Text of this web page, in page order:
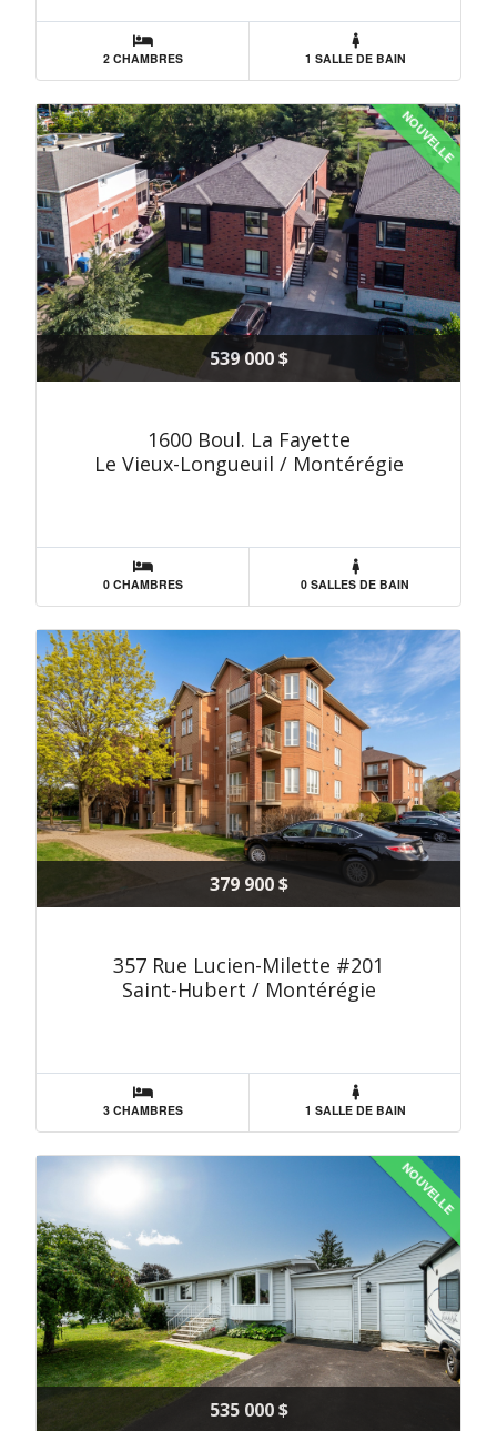
2 CHAMBRES 1 SALLE DE BAIN
NOUVELLE
539 000 $
1600 Boul. La Fayette
Le Vieux-Longueuil / Montérégie
0 CHAMBRES 0 SALLES DE BAIN
379 900 $
357 Rue Lucien-Milette #201
Saint-Hubert / Montérégie
3 CHAMBRES 1 SALLE DE BAIN
NOUVELLE
535 000 $